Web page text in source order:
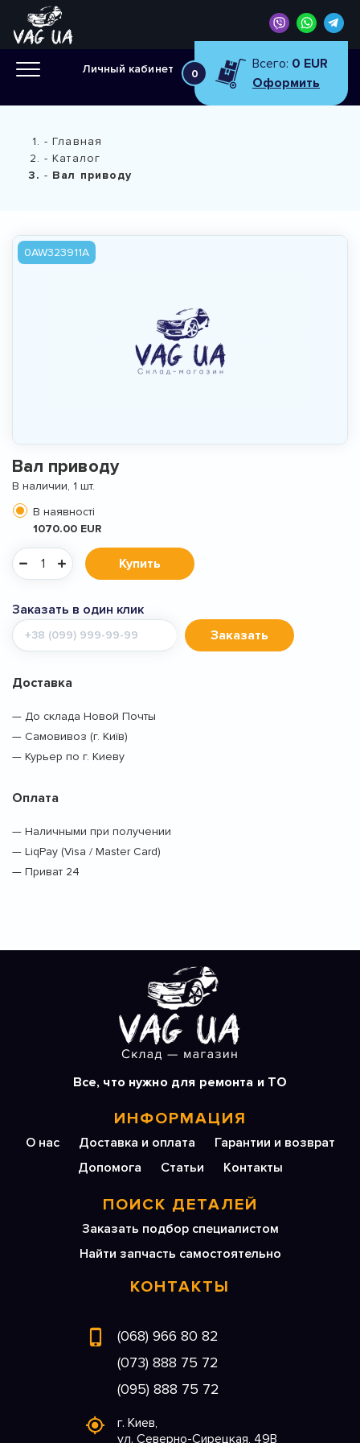
Личный кабинет 0
Всего: 0 EUR
Оформить
Главная
Каталог
Вал приводу
0AW323911A
Вал приводу
В наличии, 1 шт.
В наявності
1070.00 EUR
Купить
Заказать в один клик
Мобильный
телефон
Заказать
Доставка
— До склада Новой Почты
— Самовивоз (г. Київ)
— Курьер по г. Киеву
Оплата
— Наличными при получении
— LiqPay (Visa / Master Card)
— Приват 24
Все, что нужно для ремонта и ТО
ИНФОРМАЦИЯ
О нас Доставка и оплата
Гарантии и возврат
Допомога
Статьи Контакты
ПОИСК ДЕТАЛЕЙ
Заказать подбор специалистом
Найти запчасть самостоятельно
КОНТАКТЫ
(068) 966 80 82
(073) 888 75 72
(095) 888 75 72
г. Киев,
ул. Северно-Сирецкая, 49В